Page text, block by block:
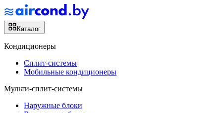
Каталог
Кондиционеры
Сплит-системы
Мобильные кондиционеры
Мульти-сплит-системы
Наружные блоки